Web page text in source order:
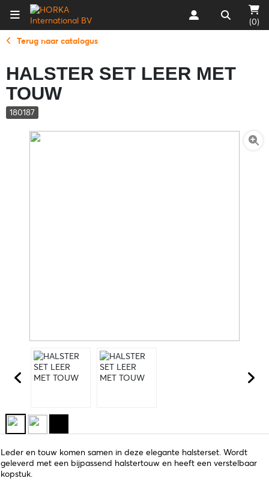
(0)
Terug naar catalogus
HALSTER SET LEER MET
TOUW
180187
Leder en touw komen samen in deze elegante halsterset. Wordt
geleverd met een bijpassend halstertouw en heeft een verstelbaar
kopstuk.